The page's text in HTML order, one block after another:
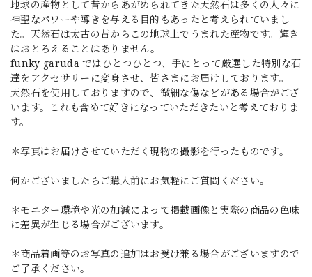
地球の産物として昔からあがめられてきた天然石は多くの人々に
神聖なパワーや導きを与える目的もあったと考えられていまし
た。天然石は太古の昔からこの地球上でうまれた産物です。輝き
はおとろえることはありません。
funky garuda ではひとつひとつ、手にとって厳選した特別な石
達をアクセサリーに変身させ、皆さまにお届けしております。
天然石を使用しておりますので、微細な傷などがある場合がござ
います。これも含めて好きになっていただきたいと考えておりま
す。
＊写真はお届けさせていただく現物の撮影を行ったものです。
何かございましたらご購入前にお気軽にご質問ください。
＊モニター環境や光の加減によって掲載画像と実際の商品の色味
に差異が生じる場合がございます。
＊商品着画等のお写真の追加はお受け兼る場合がございますので
ご了承ください。